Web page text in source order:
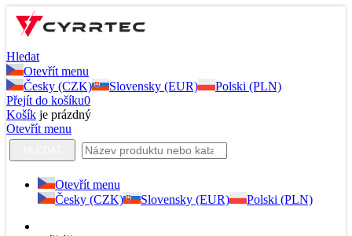
Hledat
Otevřít menu
Česky (CZK)
Slovensky (EUR)
Polski (PLN)
Přejít do košíku0
Košík je prázdný
Otevřít menu
Otevřít menu
Česky (CZK)
Slovensky (EUR) Polski (PLN)